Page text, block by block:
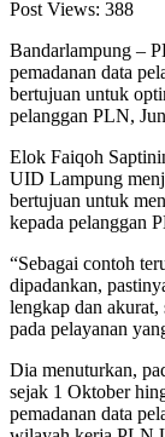
Post Views: 388
Bandarlampung –
pemadanan data
bertujuan untuk
pelanggan PLN,
Elok Faiqoh
UID Lampung
bertujuan untuk
kepada pelanggan
“Sebagai contoh
dipadankan,
lengkap dan akurat,
pada pelayanan
Dia menuturkan,
sejak 1 Oktober
pemadanan data